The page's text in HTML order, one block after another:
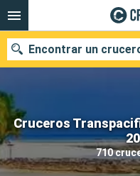
Cruceros
710
Encontrar un
Nuestros destinos
Fecha de salida